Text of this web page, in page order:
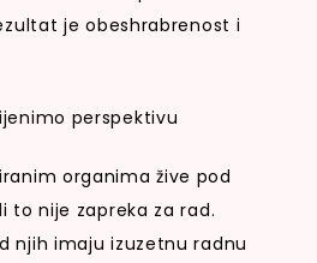
je obeshrabrenost i
perspektivu
organima žive pod
to nije zapreka za rad.
njih imaju izuzetnu radnu